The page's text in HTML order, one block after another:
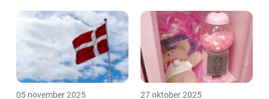
05 november 2025 27 oktober 2025